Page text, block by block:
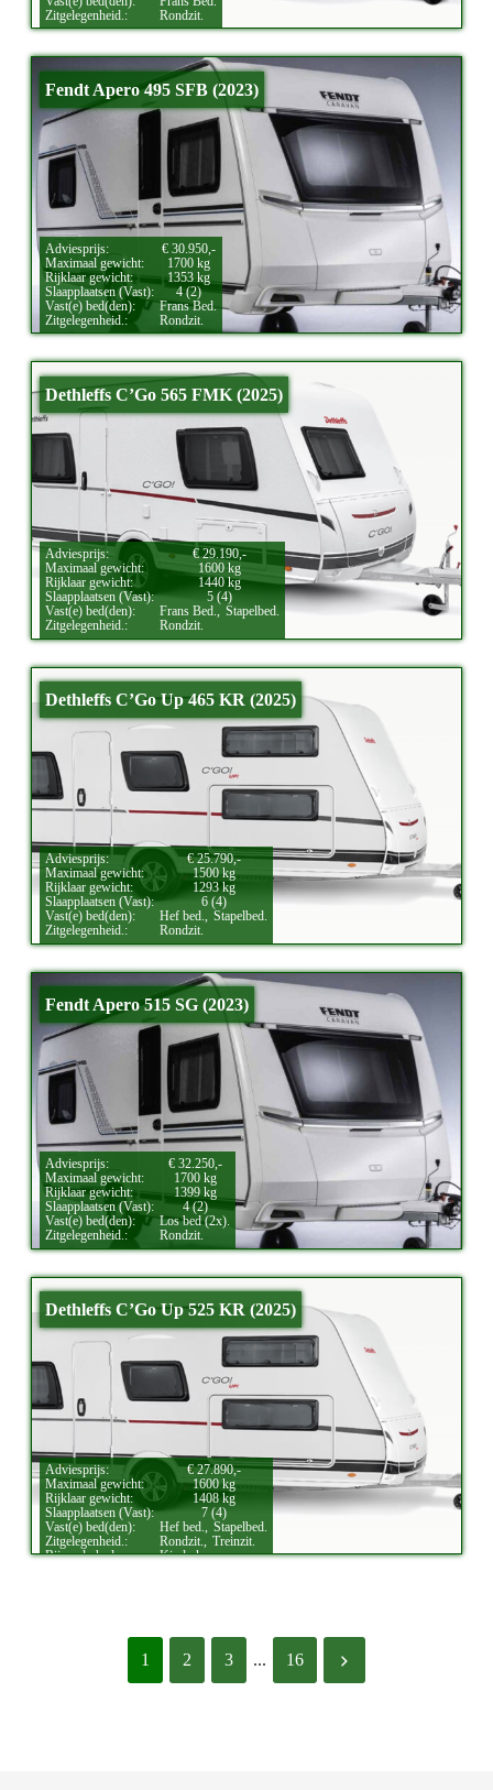
Zitgelegenheid.:
Rondzit.
Fendt Apero 495 SFB (2023)
Adviesprijs:
€ 30.950,-
Maximaal gewicht:
1700 kg
Rijklaar gewicht:
1353 kg
Slaapplaatsen (Vast):
4 (2)
Vast(e) bed(den):
Frans Bed.
Zitgelegenheid.:
Rondzit.
Dethleffs C’Go 565 FMK (2025)
Adviesprijs:
€ 29.190,-
Maximaal gewicht:
1600 kg
Rijklaar gewicht:
1440 kg
Slaapplaatsen (Vast):
5 (4)
Vast(e) bed(den):
Frans Bed., Stapelbed.
Zitgelegenheid.:
Rondzit.
Dethleffs C’Go Up 465 KR (2025)
Adviesprijs:
€ 25.790,-
Maximaal gewicht:
1500 kg
Rijklaar gewicht:
1293 kg
Slaapplaatsen (Vast):
6 (4)
Vast(e) bed(den):
Hef bed., Stapelbed.
Zitgelegenheid.:
Rondzit.
Fendt Apero 515 SG (2023)
Adviesprijs:
€ 32.250,-
Maximaal gewicht:
1700 kg
Rijklaar gewicht:
1399 kg
Slaapplaatsen (Vast):
4 (2)
Vast(e) bed(den):
Los bed (2x).
Zitgelegenheid.:
Rondzit.
Dethleffs C’Go Up 525 KR (2025)
Adviesprijs:
€ 27.890,-
Maximaal gewicht:
1600 kg
Rijklaar gewicht:
1408 kg
Slaapplaatsen (Vast):
7 (4)
Vast(e) bed(den):
Hef bed.,
Stapelbed.
Zitgelegenheid.:
Rondzit.,
Treinzit.
Bijzonderheden:
Kinderkamer.
1 2 3 ... 16